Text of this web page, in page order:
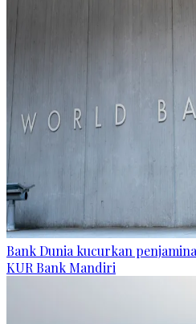
Bank Dunia kucurkan
KUR Bank Mandiri